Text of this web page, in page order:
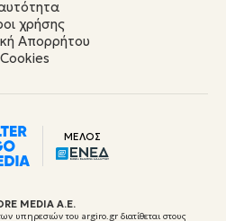
χρήσης
Απορρήτου
Cookies
ΜΕΛΟΣ
MEDIA Α.Ε.
υπηρεσιών του argiro.gr διατίθεται στους